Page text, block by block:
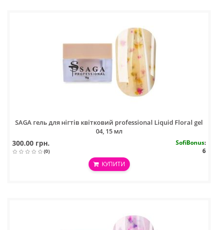
SAGA гель для нігтів квітковий professional Liquid Floral gel
04, 15 мл
300.00 грн.
(0)
SofiBonus:
6
КУПИТИ